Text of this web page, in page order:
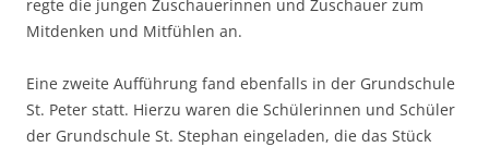
regte die jungen Zuschauerinnen und Zuschauer zum
Mitdenken und Mitfühlen an.
Eine zweite Aufführung fand ebenfalls in der Grundschule
St. Peter statt. Hierzu waren die Schülerinnen und Schüler
der Grundschule St. Stephan eingeladen, die das Stück